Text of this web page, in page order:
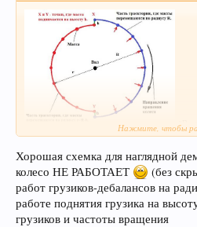
"Во
достопримечательность,
Нажмите, чтобы
Хорошая схемка для наглядной
колесо НЕ РАБОТАЕТ
(без
работ грузиков-дебалансов на
работе поднятия грузика на
грузиков и частоты вращения